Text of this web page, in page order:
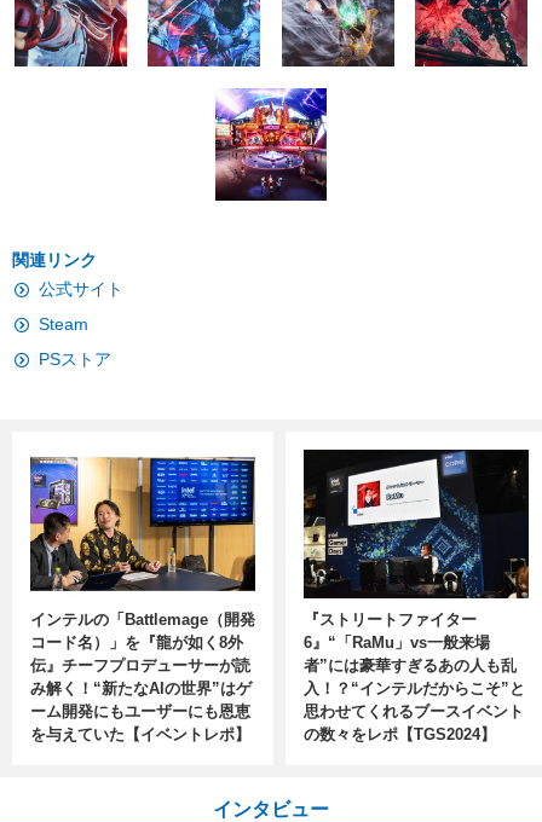
関連リンク
公式サイト
Steam
PSストア
インテルの「Battlemage（開発
コード名）」を『龍が如く8外
伝』チーフプロデューサーが読
み解く！“新たなAIの世界”はゲ
ーム開発にもユーザーにも恩恵
を与えていた【イベントレポ】
『ストリートファイター
6』“「RaMu」vs一般来場
者”には豪華すぎるあの人も乱
入！？“インテルだからこそ”と
思わせてくれるブースイベント
の数々をレポ【TGS2024】
インタビュー